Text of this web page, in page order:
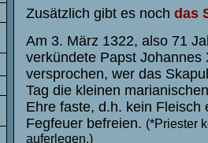
Zusätzlich gibt es noch das
Am 3. März 1322, also 71
verkündete Papst
versprochen, wer das
Tag die kleinen
Ehre faste, d.h. kein Fleisch
Fegfeuer befreien. (*Priester
auferlegen.)